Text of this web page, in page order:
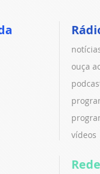
ouça
vídeos